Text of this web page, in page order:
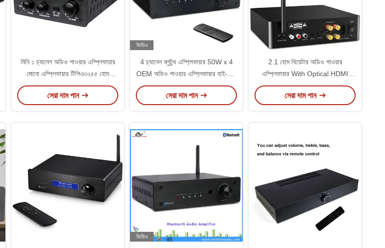
মিনি ১ চ্যানেল অডিও পাওয়ার এম্প্লিফায়ার
মোনো এম্প্লিফায়ার টিপিএ৩২৫৫ হোম
সাবউফার এম্প্লিফায়ার
সেরা দাম পান
ভিডিও
4 চ্যানেল ব্লুটুথ এম্প্লিফায়ার 50W x 4
OEM অডিও পাওয়ার এম্প্লিফায়ার হাই-ফাই
হোম স্টেরিও স্পিকার রিসিভার
সেরা দাম পান
2.1 হোম থিয়েটার অডিও পাওয়ার
এম্প্লিফায়ার With Optical HDMI
Bluetooth Power Audio Amplifier
সেরা দাম পান
ভিডিও